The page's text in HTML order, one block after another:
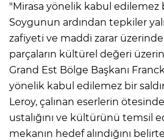
"Mirasa yönelik kabul edilemez
Soygunun ardından tepkiler
zafiyeti ve maddi zarar
parçaların kültürel değeri
Grand Est Bölge Başkanı
yönelik kabul edilemez bir
Leroy, çalınan eserlerin
ustalığını ve kültürünü temsil
mekanın hedef alındığını